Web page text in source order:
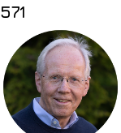
571